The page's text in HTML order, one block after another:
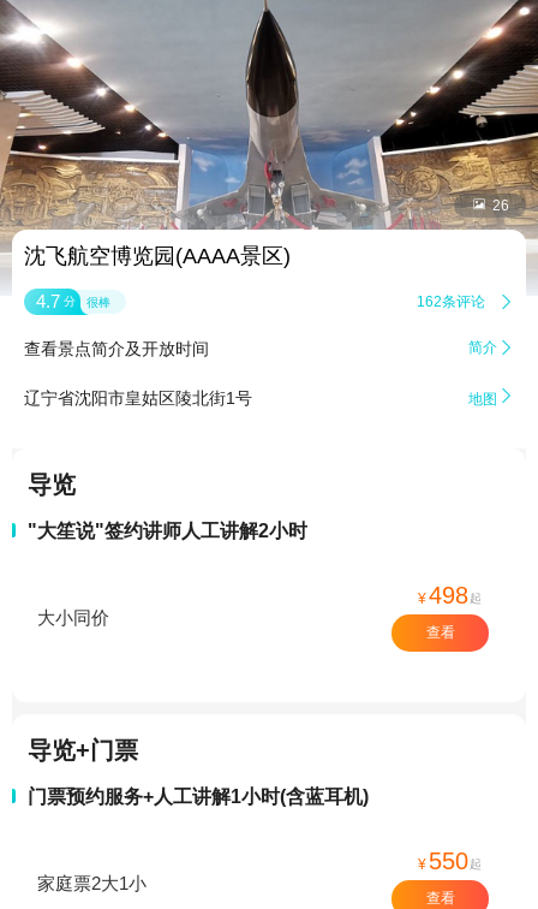
 26
沈飞航空博览园(AAAA景区)
4.7 分 很棒 162条评论 
查看景点简介及开放时间 简介 
辽宁省沈阳市皇姑区陵北街1号 地图 
导览
"大笙说"签约讲师人工讲解2小时
大小同价
¥498起
查看
导览+门票
门票预约服务+人工讲解1小时(含蓝耳机)
家庭票2大1小
¥ 550起
查看
